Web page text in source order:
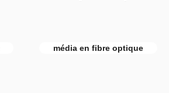
média en fibre optique